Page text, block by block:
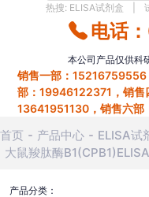
热搜: ELISA试剂盒
电话
本公司产品仅供科
销售一部：
部：19946122371，销售
13641951130，销售六
首页 产品中心 ELISA试
大鼠羧肽酶
产品分类：